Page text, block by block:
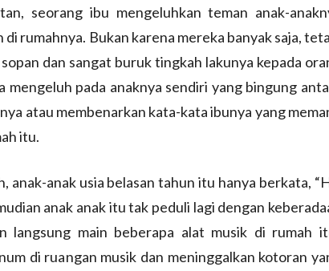
seorang ibu mengeluhkan teman anak-
di rumahnya. Bukan karena mereka banyak saja,
dan sangat buruk tingkah lakunya kepada
mengeluh pada anaknya sendiri yang bingung
atau membenarkan kata-kata ibunya yang
itu.
anak-anak usia belasan tahun itu hanya berkata,
anak anak itu tak peduli lagi dengan
langsung main beberapa alat musik di rumah
di ruangan musik dan meninggalkan kotoran